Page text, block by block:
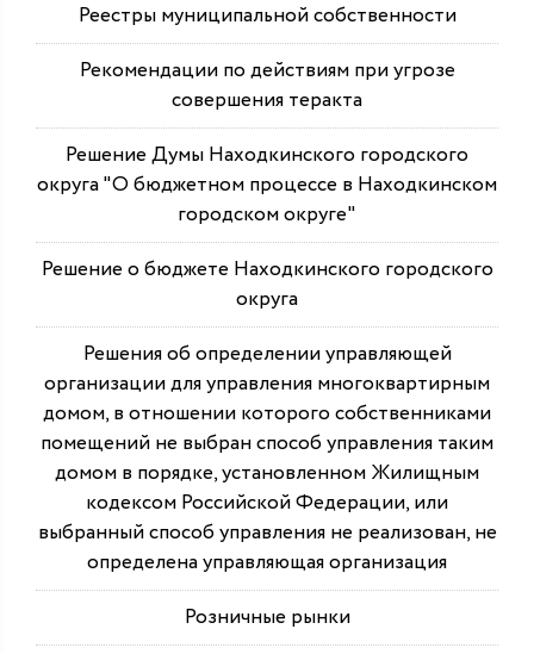
Реестры муниципальной собственности
Рекомендации по действиям при угрозе
совершения теракта
Решение Думы Находкинского городского
округа "О бюджетном процессе в Находкинском
городском округе"
Решение о бюджете Находкинского городского
округа
Решения об определении управляющей
организации для управления многоквартирным
домом, в отношении которого собственниками
помещений не выбран способ управления таким
домом в порядке, установленном Жилищным
кодексом Российской Федерации, или
выбранный способ управления не реализован, не
определена управляющая организация
Розничные рынки